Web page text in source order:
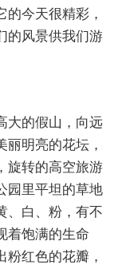
今天很精彩，
的风景供我们游
大的假山，向远
明亮的花坛，
旋转的高空旅游
园里平坦的草地
、白、粉，有不
着饱满的生命
红色的花瓣，